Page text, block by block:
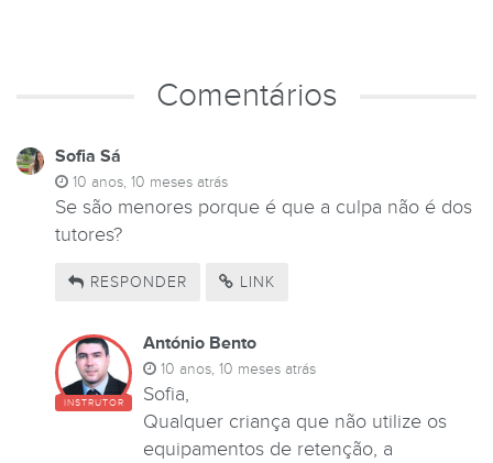
Comentários
Sofia Sá
10 anos, 10 meses atrás
Se são menores porque é que a culpa não é dos
tutores?
RESPONDER LINK
INSTRUTOR
António Bento
10 anos, 10 meses atrás
Sofia,
Qualquer criança que não utilize os
equipamentos de retenção, a